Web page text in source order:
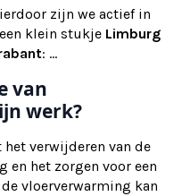
zijn we actief in
klein stukje Limburg
: ...
van
werk?
het verwijderen van de
en het zorgen voor een
vloerverwarming kan